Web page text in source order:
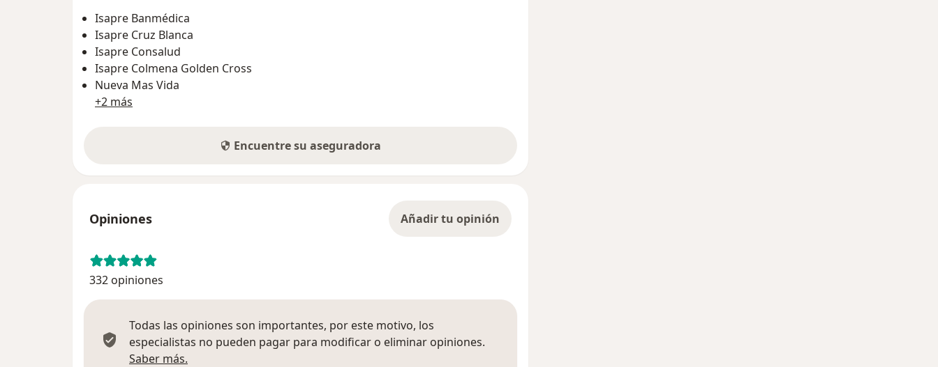
Isapre Banmédica
Isapre Cruz Blanca
Isapre Consalud
Isapre Colmena Golden Cross
Nueva Mas Vida
+2 más
Encuentre su aseguradora
Opiniones Añadir tu opinión
332 opiniones
Todas las opiniones son importantes, por este motivo, los
especialistas no pueden pagar para modificar o eliminar opiniones.
Saber más.